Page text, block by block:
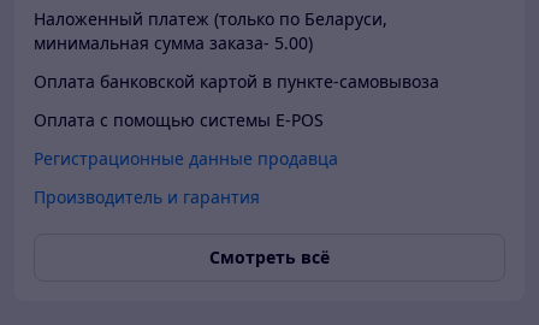
Наложенный платеж (только по Беларуси,
минимальная сумма заказа- 5.00)
Оплата банковской картой в пункте-самовывоза
Оплата с помощью системы E-POS
Регистрационные данные продавца
Производитель и гарантия
Смотреть всё